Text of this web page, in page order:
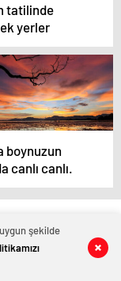
tatilinde
yerler
boynuzun
canlı canlı.
şekilde